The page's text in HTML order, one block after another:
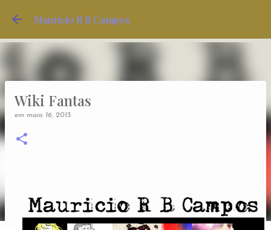
Mauricio R B Campos
Wiki Fantas
em maio 16, 2013